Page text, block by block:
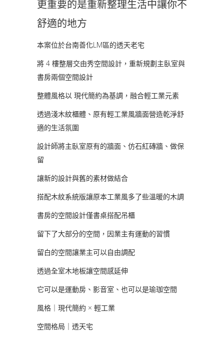
更重要的是重新整理生活中讓你不
舒適的地方
本案位於台南善化LM區的透天老宅
將 4 樓整層交由秀空間設計，重新規劃主臥室與
書房兩個空間設計
整體風格以 現代簡約為基調，融合輕工業元素
透過淺木紋櫃體、原有輕工業風牆面營造乾淨舒
適的生活氛圍
設計師將主臥室原有的牆面、仿石紅磚牆、做保
留
讓新的設計與舊的素材做結合
搭配木紋系統版讓原本工業風多了些溫暖的木調
書房的空間設計僅書桌搭配吊櫃
留下了大部分的空間，因業主有運動的習慣
留白的空間讓業主可以自由調配
透過全室木地板讓空間感延伸
它可以是運動房、影音室、也可以是瑜珈空間
風格｜現代簡約 × 輕工業
空間格局｜透天宅